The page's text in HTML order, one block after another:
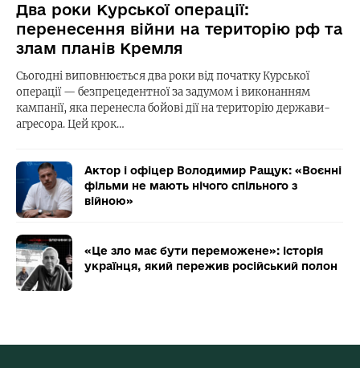
Два роки Курської операції:
перенесення війни на територію рф та
злам планів Кремля
Сьогодні виповнюється два роки від початку Курської
операції — безпрецедентної за задумом і виконанням
кампанії, яка перенесла бойові дії на територію держави-
агресора. Цей крок…
Актор і офіцер Володимир Ращук: «Воєнні
фільми не мають нічого спільного з
війною»
«Це зло має бути переможене»: історія
українця, який пережив російський полон